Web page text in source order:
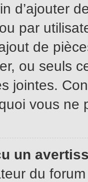
d’ajouter
par
de
ou seuls
jointes.
vous ne
un
du